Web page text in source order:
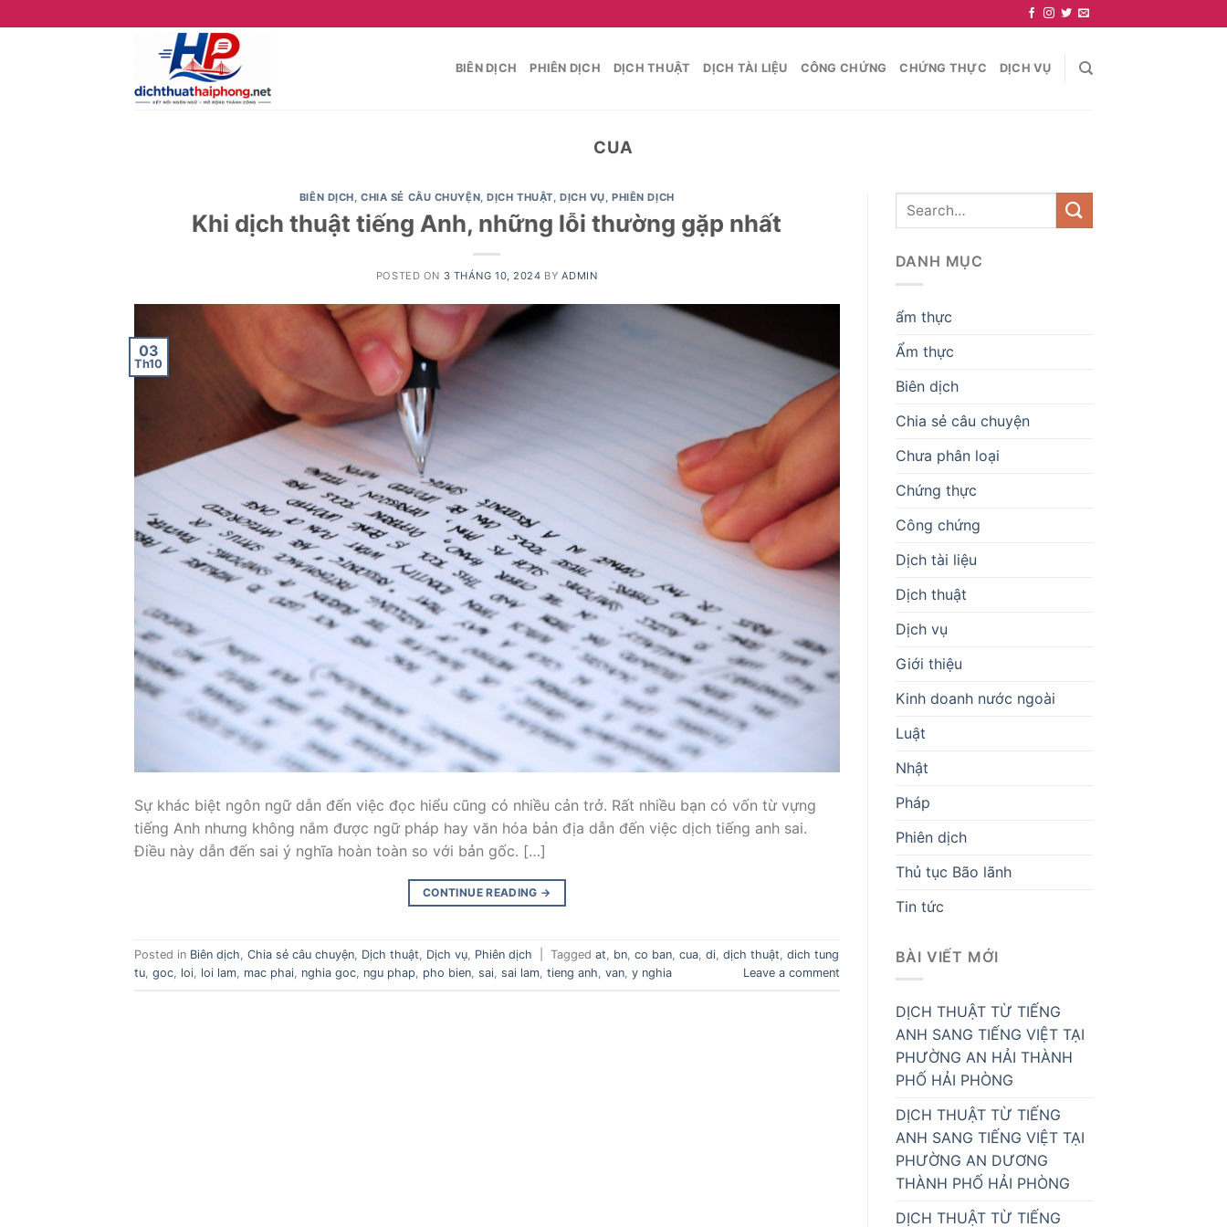
to
BIÊN DỊCH PHIÊN DỊCH DỊCH THUẬT DỊCH TÀI LIỆU CÔNG CHỨNG CHỨNG THỰC DỊCH VỤ
CUA
BIÊN DỊCH,CHIA SẺ CÂU CHUYỆN,DỊCH THUẬT, DỊCH VỤ,PHIÊN DỊCH
Khi dịch thuật tiếng Anh, những lỗi thường gặp nhất
POSTED ON 3 THÁNG 10, 2024 BY ADMIN
03
Th10
Sự khác biệt ngôn ngữ dẫn đến việc đọc hiểu cũng có nhiều cản trở. Rất nhiều bạn có vốn từ vựng
tiếng Anh nhưng không nắm được ngữ pháp hay văn hóa bản địa dẫn đến việc dịch tiếng anh sai.
Điều này dẫn đến sai ý nghĩa hoàn toàn so với bản gốc. […]
CONTINUE READING →
Posted in Biên dịch, Chia sẻ câu chuyện, Dịch thuật, Dịch vụ, Phiên dịch Tagged at, bn, co ban, cua, di, dịch thuật, dich tung
tu, goc, loi, loi lam, mac phai, nghia goc, ngu phap, pho bien, sai, sai lam, tieng anh, van, y nghia Leave a comment
DANH MỤC
ẩm thực
Ẩm thực
Biên dịch
Chia sẻ câu chuyện
Chưa phân loại
Chứng thực
Công chứng
Dịch tài liệu
Dịch thuật
Dịch vụ
Giới thiệu
Kinh doanh nước ngoài
Luật
Nhật
Pháp
Phiên dịch
Thủ tục Bão lãnh
Tin tức
BÀI VIẾT MỚI
DỊCH THUẬT TỪ TIẾNG
ANH SANG TIẾNG VIỆT TẠI
PHƯỜNG AN HẢI THÀNH
PHỐ HẢI PHÒNG
DỊCH THUẬT TỪ TIẾNG
ANH SANG TIẾNG VIỆT TẠI
PHƯỜNG AN DƯƠNG
THÀNH PHỐ HẢI PHÒNG
DỊCH THUẬT TỪ TIẾNG